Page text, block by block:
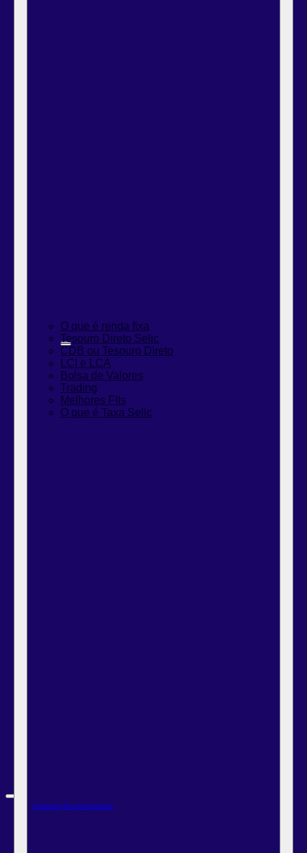
O que é renda fixa
Tesouro Direto Selic
CDB ou Tesouro Direto
LCI e LCA
Bolsa de Valores
Trading
Melhores FIIs
O que é Taxa Selic
Carteiras Recomendadas